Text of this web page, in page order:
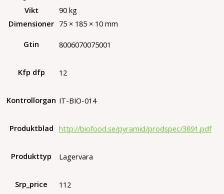
Vikt
90 kg
Dimensioner 75 × 185 × 10 mm
Gtin 8006070075001
Kfp dfp 12
Kontrollorgan IT-BIO-014
Produktblad http://biofood.se/pyramid/prodspec/3891.pdf
Produkttyp Lagervara
Srp_price 112